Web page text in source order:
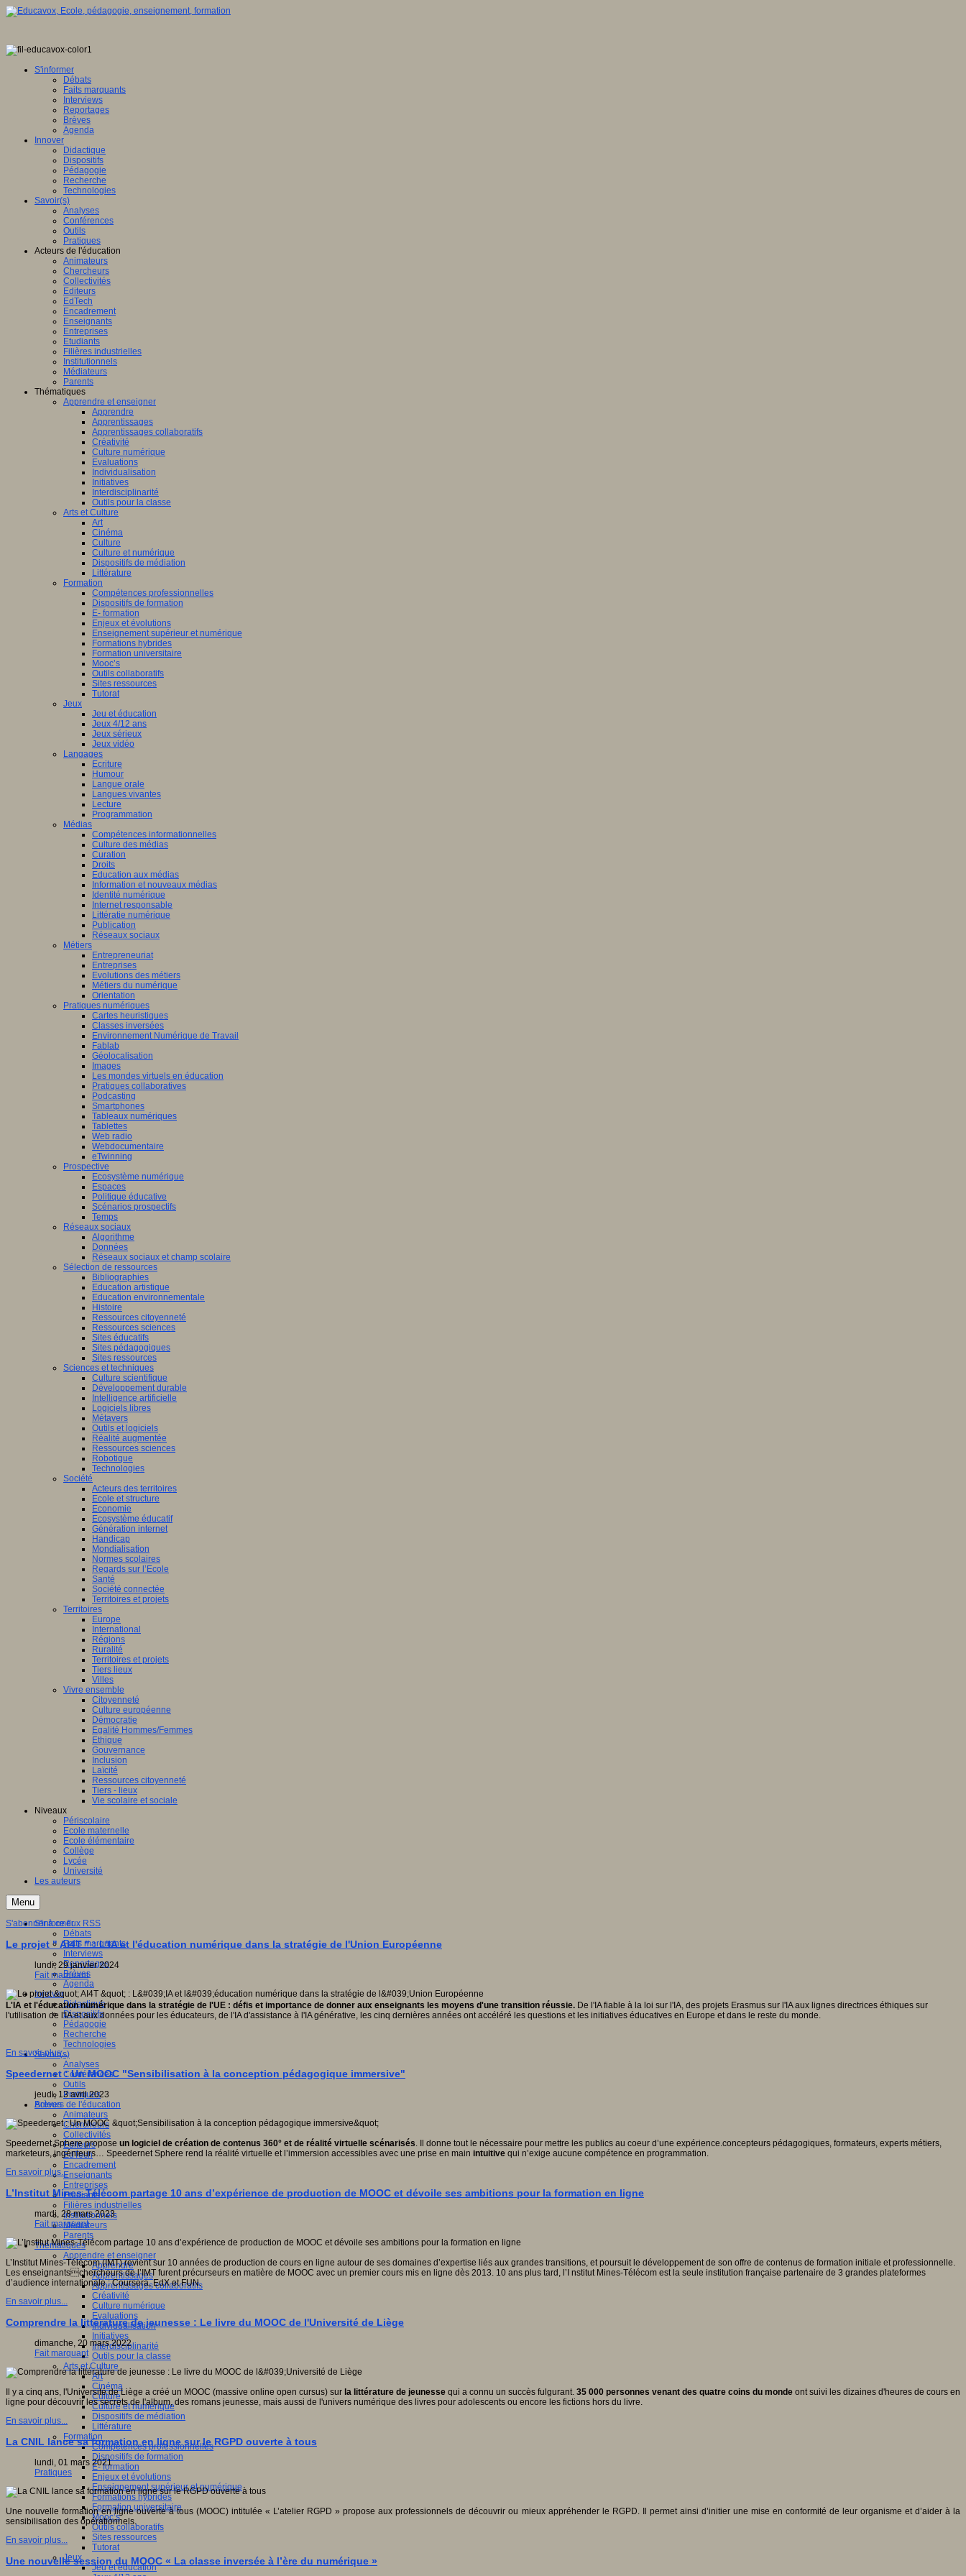
S'informer
Débats
Faits marquants
Interviews
Reportages
Brèves
Agenda
Innover
Didactique
Dispositifs
Pédagogie
Recherche
Technologies
Savoir(s)
Analyses
Conférences
Outils
Pratiques
Acteurs de l'éducation
Animateurs
Chercheurs
Collectivités
Editeurs
EdTech
Encadrement
Enseignants
Entreprises
Etudiants
Filières industrielles
Institutionnels
Médiateurs
Parents
Thématiques
Apprendre et enseigner
Apprendre
Apprentissages
Apprentissages collaboratifs
Créativité
Culture numérique
Evaluations
Individualisation
Initiatives
Interdisciplinarité
Outils pour la classe
Arts et Culture
Art
Cinéma
Culture
Culture et numérique
Dispositifs de médiation
Littérature
Formation
Compétences professionnelles
Dispositifs de formation
E- formation
Enjeux et évolutions
Enseignement supérieur et numérique
Formations hybrides
Formation universitaire
Mooc’s
Outils collaboratifs
Sites ressources
Tutorat
Jeux
Jeu et éducation
Jeux 4/12 ans
Jeux sérieux
Jeux vidéo
Langages
Ecriture
Humour
Langue orale
Langues vivantes
Lecture
Programmation
Médias
Compétences informationnelles
Culture des médias
Curation
Droits
Education aux médias
Information et nouveaux médias
Identité numérique
Internet responsable
Littératie numérique
Publication
Réseaux sociaux
Métiers
Entrepreneuriat
Entreprises
Evolutions des métiers
Métiers du numérique
Orientation
Pratiques numériques
Cartes heuristiques
Classes inversées
Environnement Numérique de Travail
Fablab
Géolocalisation
Images
Les mondes virtuels en éducation
Pratiques collaboratives
Podcasting
Smartphones
Tableaux numériques
Tablettes
Web radio
Webdocumentaire
eTwinning
Prospective
Ecosystème numérique
Espaces
Politique éducative
Scénarios prospectifs
Temps
Réseaux sociaux
Algorithme
Données
Réseaux sociaux et champ scolaire
Sélection de ressources
Bibliographies
Education artistique
Education environnementale
Histoire
Ressources citoyenneté
Ressources sciences
Sites éducatifs
Sites pédagogiques
Sites ressources
Sciences et techniques
Culture scientifique
Développement durable
Intelligence artificielle
Logiciels libres
Métavers
Outils et logiciels
Réalité augmentée
Ressources sciences
Robotique
Technologies
Société
Acteurs des territoires
Ecole et structure
Economie
Ecosystème éducatif
Génération internet
Handicap
Mondialisation
Normes scolaires
Regards sur l’Ecole
Santé
Société connectée
Territoires et projets
Territoires
Europe
International
Régions
Ruralité
Territoires et projets
Tiers lieux
Villes
Vivre ensemble
Citoyenneté
Culture européenne
Démocratie
Egalité Hommes/Femmes
Ethique
Gouvernance
Inclusion
Laïcité
Ressources citoyenneté
Tiers - lieux
Vie scolaire et sociale
Niveaux
Périscolaire
Ecole maternelle
Ecole élémentaire
Collège
Lycée
Université
Les auteurs
Menu
S'informer
Débats
Faits marquants
Interviews
Reportages
Brèves
Agenda
Innover
Didactique
Dispositifs
Pédagogie
Recherche
Technologies
Savoir(s)
Analyses
Conférences
Outils
Pratiques
Acteurs de l'éducation
Animateurs
Chercheurs
Collectivités
Editeurs
EdTech
Encadrement
Enseignants
Entreprises
Etudiants
Filières industrielles
Institutionnels
Médiateurs
Parents
Thématiques
Apprendre et enseigner
Apprendre
Apprentissages
Apprentissages collaboratifs
Créativité
Culture numérique
Evaluations
Individualisation
Initiatives
Interdisciplinarité
Outils pour la classe
Arts et Culture
Art
Cinéma
Culture
Culture et numérique
Dispositifs de médiation
Littérature
Formation
Compétences professionnelles
Dispositifs de formation
E- formation
Enjeux et évolutions
Enseignement supérieur et numérique
Formations hybrides
Formation universitaire
Mooc’s
Outils collaboratifs
Sites ressources
Tutorat
Jeux
Jeu et éducation
S'abonner à ce flux RSS
Le projet " AI4T " : L'IA et l'éducation numérique dans la stratégie de l'Union Européenne
lundi, 29 janvier 2024
Fait marquant
L'IA et l'éducation numérique dans la stratégie de l'UE : défis et importance de donner aux enseignants les moyens d'une transition réussie. De l'IA fiable à la loi sur l'IA, des projets Erasmus sur l'IA aux lignes directrices éthiques sur
l'utilisation de l'IA et aux données pour les éducateurs, de l'IA d'assistance à l'IA générative, les cinq dernières années ont accéléré les questions et les initiatives éducatives en Europe et dans le reste du monde.
En savoir plus...
Speedernet : Un MOOC "Sensibilisation à la conception pédagogique immersive"
jeudi, 13 avril 2023
Brèves
Speedernet Sphere propose un logiciel de création de contenus 360° et de réalité virtuelle scénarisés. Il donne tout le nécessaire pour mettre les publics au coeur d’une expérience.concepteurs pédagogiques, formateurs, experts métiers,
marketeurs, ingénieurs… Speedernet Sphere rend la réalité virtuelle et l’immersion accessibles avec une prise en main intuitive qui n’exige aucune compétence en programmation.
En savoir plus...
L’Institut Mines-Télécom partage 10 ans d’expérience de production de MOOC et dévoile ses ambitions pour la formation en ligne
mardi, 28 mars 2023
Fait marquant
L’Institut Mines-Télécom (IMT) revient sur 10 années de production de cours en ligne autour de ses domaines d’expertise liés aux grandes transitions, et poursuit le développement de son offre de contenus de formation initiale et professionnelle.
Les enseignantschercheurs de l’IMT furent précurseurs en matière de MOOC avec un premier cours mis en ligne dès 2013. 10 ans plus tard, l’I nstitut Mines-Télécom est la seule institution française partenaire de 3 grandes plateformes
d’audience internationale : Coursera, EdX et FUN.
En savoir plus...
Comprendre la littérature de jeunesse : Le livre du MOOC de l'Université de Liège
dimanche, 20 mars 2022
Fait marquant
Il y a cinq ans, l'Université de Liège a créé un MOOC (massive online open cursus) sur la littérature de jeunesse qui a connu un succès fulgurant. 35 000 personnes venant des quatre coins du monde ont suivi les dizaines d'heures de cours en
ligne pour découvrir les secrets de l'album, des romans jeunesse, mais aussi de l'univers numérique des livres pour adolescents ou encore les fictions hors du livre.
En savoir plus...
La CNIL lance sa formation en ligne sur le RGPD ouverte à tous
lundi, 01 mars 2021
Pratiques
Une nouvelle formation en ligne ouverte à tous (MOOC) intitulée « L’atelier RGPD » propose aux professionnels de découvrir ou mieux appréhender le RGPD. Il permet ainsi d’initier une mise en conformité de leur organisme et d’aider à la
sensibilisation des opérationnels.
En savoir plus...
Une nouvelle session du MOOC « La classe inversée à l’ère du numérique »